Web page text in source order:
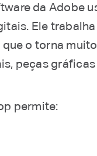
da Adobe
Ele
o torna
peças
permite: